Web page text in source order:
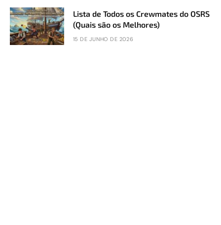
Lista de Todos os Crewmates do OSRS
(Quais são os Melhores)
15 DE JUNHO DE 2026